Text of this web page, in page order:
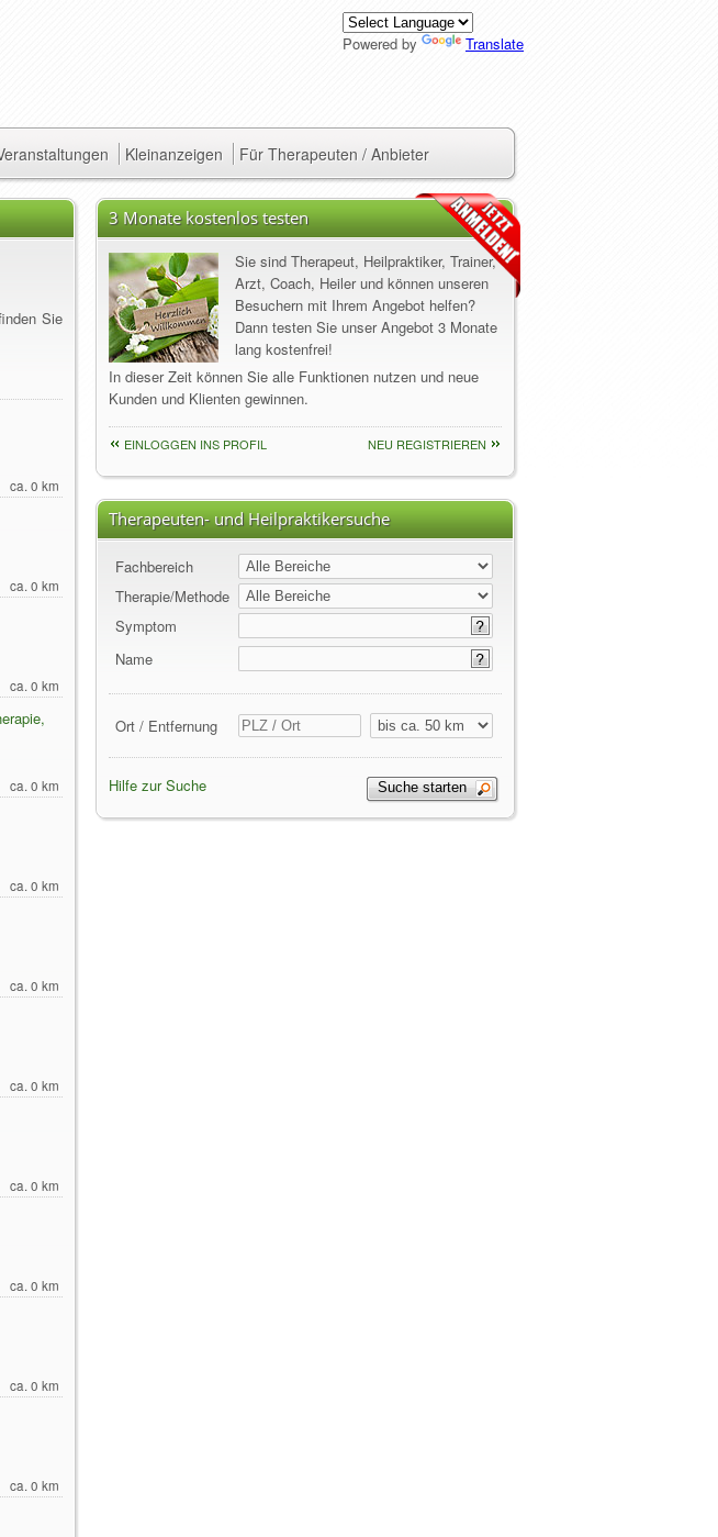
Powered by Translate
Kleinanzeigen Für Therapeuten / Anbieter
Sie
ca. 0 km
ca. 0 km
ca. 0 km
ca. 0 km
ca. 0 km
ca. 0 km
ca. 0 km
ca. 0 km
ca. 0 km
ca. 0 km
ca. 0 km
3 Monate kostenlos testen
Sie sind Therapeut, Heilpraktiker, Trainer,
Arzt, Coach, Heiler und können unseren
Besuchern mit Ihrem Angebot helfen?
Dann testen Sie unser Angebot 3 Monate
lang kostenfrei!
In dieser Zeit können Sie alle Funktionen nutzen und neue
Kunden und Klienten gewinnen.
EINLOGGEN INS PROFIL NEU REGISTRIEREN
Therapeuten- und Heilpraktikersuche
Fachbereich
Therapie/Methode
Symptom
Name
Ort / Entfernung
Hilfe zur Suche